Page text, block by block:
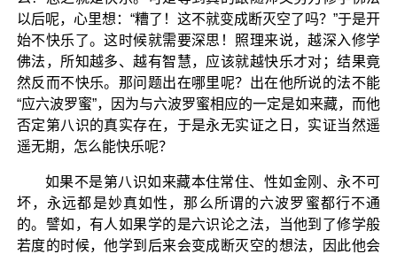
以后呢，心里想：“糟了！这不就变成断灭空了吗？”于是开
始不快乐了。这时候就需要深思！照理来说，越深入修学
佛法，所知越多、越有智慧，应该就越快乐才对；结果竟
然反而不快乐。那问题出在哪里呢？出在他所说的法不能
“应六波罗蜜”，因为与六波罗蜜相应的一定是如来藏，而他
否定第八识的真实存在，于是永无实证之日，实证当然遥
遥无期，怎么能快乐呢？
如果不是第八识如来藏本住常住、性如金刚、永不可
坏，永远都是妙真如性，那么所谓的六波罗蜜都行不通
的。譬如，有人如果学的是六识论之法，当他到了修学般
若度的时候，他学到后来会变成断灭空的想法，因此他会